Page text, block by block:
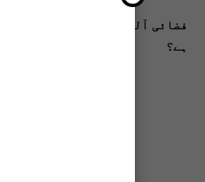
فضائی آلودگی انسانی دماغ
ہے؟